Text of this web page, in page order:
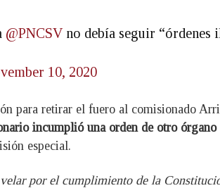
@PNCSVno debía seguir “órdenes
10, 2020
para retirar el fuero al comisionado
incumplió una orden de otro
especial.
por el cumplimiento de la